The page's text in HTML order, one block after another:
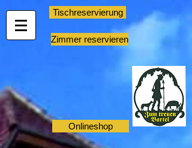
Tischreservierung
Zimmer reservieren
Onlineshop